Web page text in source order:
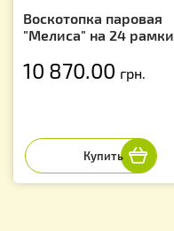
Воскотопка паровая
"Мелиса" на 24 рамки
10 870.00 грн.